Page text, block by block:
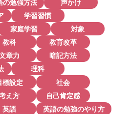
の勉強方法
声かけ
学習習慣
家庭学習
対象
教科
教育改革
章力
暗記方法
理科
標設定
社会
え方
自己肯定感
英語
英語の勉強のやり方